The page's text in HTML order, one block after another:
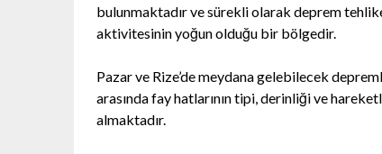
bulunmaktadır ve sürekli olarak deprem
aktivitesinin yoğun olduğu bir bölgedir.
Pazar ve Rize’de meydana gelebilecek
arasında fay hatlarının tipi, derinliği ve
almaktadır.